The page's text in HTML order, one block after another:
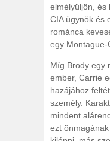
elmélyüljön, és
CIA ügynök és
románca
egy Montague-
Míg Brody egy
ember, Carrie
hazájához
személy.
mindent
ezt